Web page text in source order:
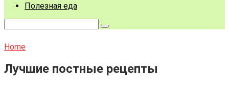
Полезная еда
Home
Лучшие постные рецепты